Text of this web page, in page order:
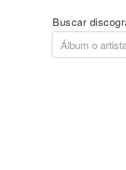
Buscar